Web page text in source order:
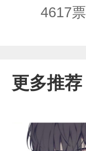
4617票
更多推荐